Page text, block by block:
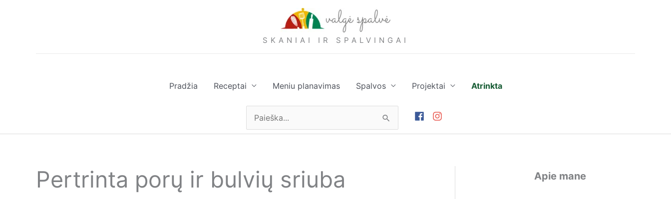
SKANIAI IR SPALVINGAI
Pradžia Receptai Meniu planavimas Spalvos Projektai Atrinkta
Ieškoti:
Pertrinta porų ir bulvių sriuba Apie mane